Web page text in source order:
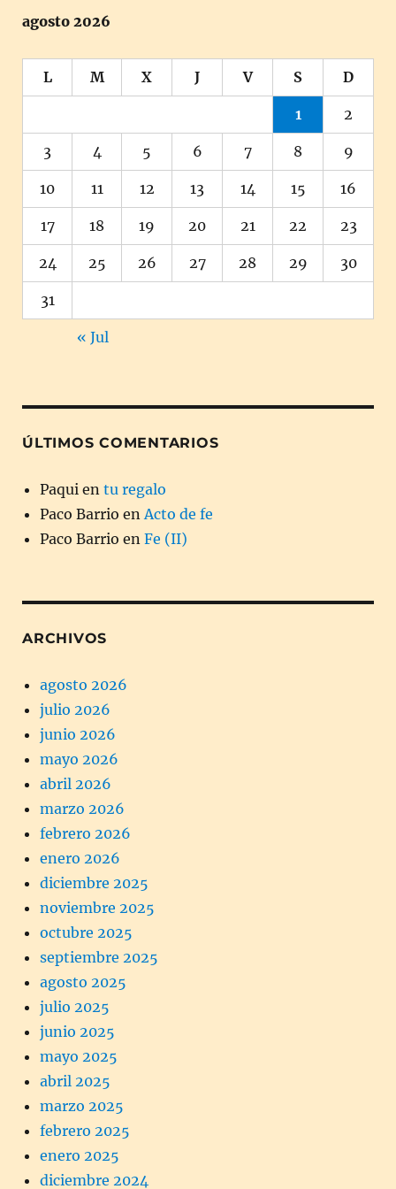
agosto 2026
L M X J V S D
1 2
3 4 5 6 7 8 9
10 11 12 13 14 15 16
17 18 19 20 21 22 23
24 25 26 27 28 29 30
31
« Jul
ÚLTIMOS COMENTARIOS
Paqui en tu regalo
Paco Barrio en Acto de fe
Paco Barrio en Fe (II)
ARCHIVOS
agosto 2026
julio 2026
junio 2026
mayo 2026
abril 2026
marzo 2026
febrero 2026
enero 2026
diciembre 2025
noviembre 2025
octubre 2025
septiembre 2025
agosto 2025
julio 2025
junio 2025
mayo 2025
abril 2025
marzo 2025
febrero 2025
enero 2025
diciembre 2024